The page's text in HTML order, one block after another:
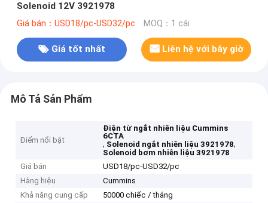
Solenoid 12V 3921978
Giá bán：USD18/pc-USD32/pc MOQ：1 cái
Giá tốt nhất Liên hệ với bây giờ
Mô Tả Sản Phẩm
Điểm nổi bật
Điện từ ngắt nhiên liệu Cummins
6CTA
, Solenoid ngắt nhiên liệu 3921978,
Solenoid bơm nhiên liệu 3921978
Giá bán
USD18/pc-USD32/pc
Hàng hiệu
Cummins
Khả năng cung cấp
50000 chiếc / tháng